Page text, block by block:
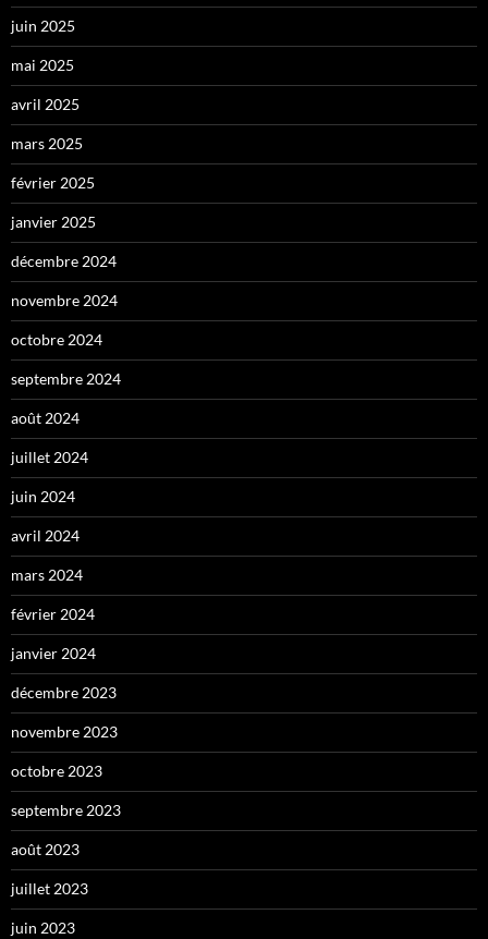
juin 2025
mai 2025
avril 2025
mars 2025
février 2025
janvier 2025
décembre 2024
novembre 2024
octobre 2024
septembre 2024
août 2024
juillet 2024
juin 2024
avril 2024
mars 2024
février 2024
janvier 2024
décembre 2023
novembre 2023
octobre 2023
septembre 2023
août 2023
juillet 2023
juin 2023